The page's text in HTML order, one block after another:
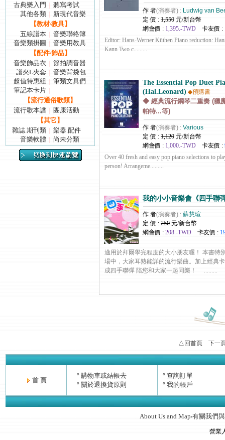
古典樂入門
聽寫考試
其他各類
新現代音樂
【教材‧教具】
五線譜本
音樂聯絡簿
音樂類掛圖
音樂用教具
【配件‧飾品】
音樂飾品衣
節拍調音器
譜夾L夾套
音樂背袋包
超值特惠組
筆類文具們
筆記本卡片
【流行通俗歌類】
流行歌本譜
團康活動
【其它】
雜誌.期刊類
樂器.配件
音樂軟體
尚未分類
作 者(演奏者) : Ludwig van
定 價 : 1,550 元/新台幣
網會價 : 1,395.-TWD 卡友價 :
Editor: Hans-Werner Küthen Piano reduction:
Kann Two c.........
The Essential Pop Duet
(Hal.Leonard) ◆預購書
◆ 經典流行鋼琴二重奏 (獵
帕特...等)
作 者(演奏者) : Various
定 價 : 1,120 元/新台幣
網會價 : 1,000.-TWD 卡友價 :
Over 40 fresh and easy pop piano selections to
person! Arrangeme.........
我的小小音樂會《四手聯
作 者(演奏者) : 蘇慧瑄
定 價 : 250 元/新台幣
網會價 : 208.-TWD 卡友價 :
適用於拜爾學完程度的大小朋友喔！ 本書特
場中，大家耳熟能詳的流行樂曲。加上經典
成四手聯彈 陪您和大家一起同樂！ .........
△回首頁 下一
首 頁
° 購物車或結帳去
° 關於退換貨原則
° 查詢訂單
° 我的帳戶
About Us and Map‧有關我們
營業